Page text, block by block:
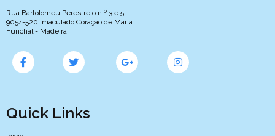
Rua Bartolomeu Perestrelo n.º 3 e 5,
9054-520 Imaculado Coração de Maria
Funchal - Madeira
Quick Links